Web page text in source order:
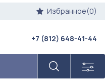
Избранное(0)
+7 (812) 648-41-44